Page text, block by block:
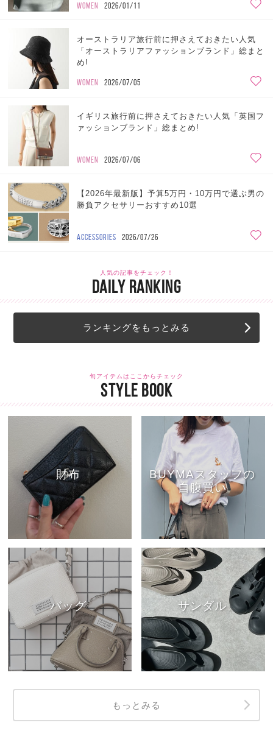
WOMEN 2026/01/11
オーストラリア旅行前に押さえておきたい人気
「オーストラリアファッションブランド」総まと
め!
WOMEN 2026/07/05
イギリス旅行前に押さえておきたい人気「英国フ
ァッションブランド」総まとめ!
WOMEN 2026/07/06
【2026年最新版】予算5万円・10万円で選ぶ男の
勝負アクセサリーおすすめ10選
ACCESSORIES 2026/07/26
人気の記事をチェック！
DAILY RANKING
ランキングをもっとみる
旬アイテムはここからチェック
STYLE BOOK
財布
BUYMAスタッフの
自腹買い
バッグ サンダル
もっとみる